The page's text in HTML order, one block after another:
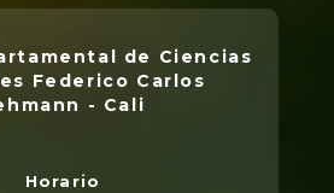
de Ciencias
Federico Carlos
- Cali
Horario